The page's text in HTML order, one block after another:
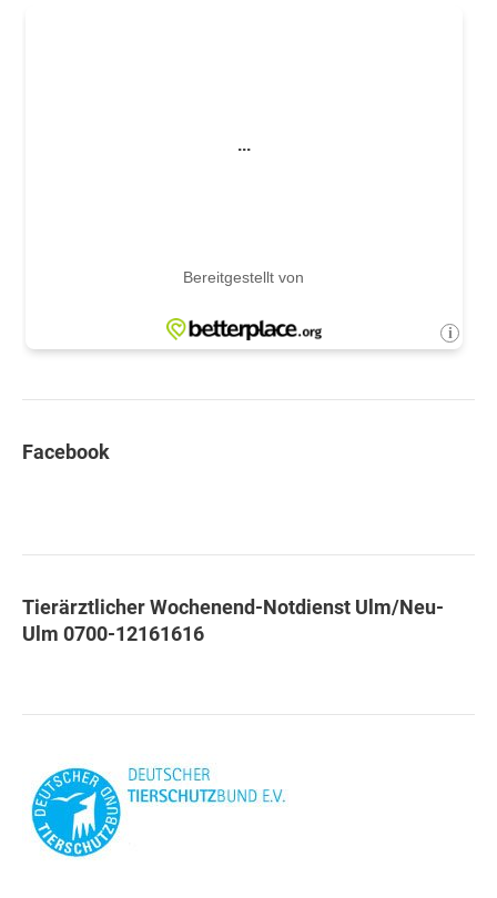
Facebook
Tierärztlicher Wochenend-Notdienst Ulm/Neu-
Ulm 0700-12161616